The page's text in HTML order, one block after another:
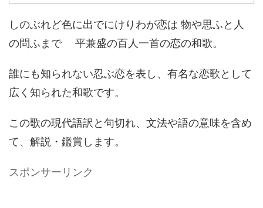
しのぶれど色に出でにけりわが恋は 物や思ふと人
の問ふまで 平兼盛の百人一首の恋の和歌。
誰にも知られない忍ぶ恋を表し、有名な恋歌として
広く知られた和歌です。
この歌の現代語訳と句切れ、文法や語の意味を含め
て、解説・鑑賞します。
スポンサーリンク